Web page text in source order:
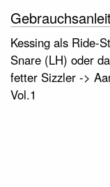
Kessing als Ride-
Snare (LH) oder
fetter Sizzler ->
Vol.1